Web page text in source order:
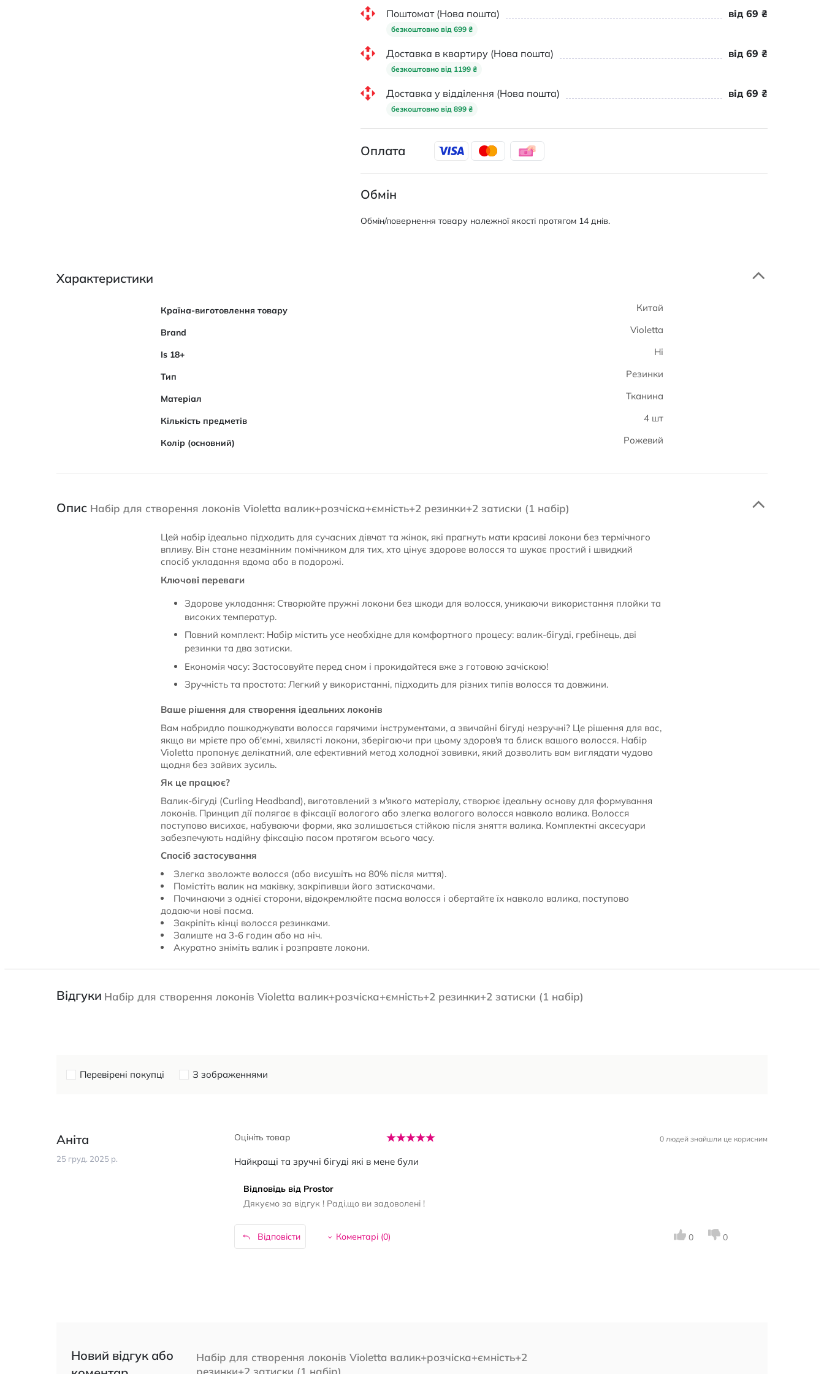
Поштомат (Нова пошта)
безкоштовно від 699 ₴
від 69 ₴
Доставка в квартиру (Нова пошта)
безкоштовно від 1199 ₴
від 69 ₴
Доставка у відділення (Нова пошта)
безкоштовно від 899 ₴
від 69 ₴
Оплата
Обмін
Обмін/повернення товару належної якості протягом 14 днів.
Характеристики
Характеристики
Країна-виготовлення товару Китай
Brand Violetta
Is 18+ Ні
Тип Резинки
Матеріал Тканина
Кількість предметів 4 шт
Колір (основний) Рожевий
Опис Набір для створення локонів Violetta валик+розчіска+ємність+2 резинки+2 затиски (1 набір)
Цей набір ідеально підходить для сучасних дівчат та жінок, які прагнуть мати красиві локони без термічного
впливу. Він стане незамінним помічником для тих, хто цінує здорове волосся та шукає простий і швидкий
спосіб укладання вдома або в подорожі.
Ключові переваги
Здорове укладання: Створюйте пружні локони без шкоди для волосся, уникаючи використання плойки та
високих температур.
Повний комплект: Набір містить усе необхідне для комфортного процесу: валик-бігуді, гребінець, дві
резинки та два затиски.
Економія часу: Застосовуйте перед сном і прокидайтеся вже з готовою зачіскою!
Зручність та простота: Легкий у використанні, підходить для різних типів волосся та довжини.
Ваше рішення для створення ідеальних локонів
Вам набридло пошкоджувати волосся гарячими інструментами, а звичайні бігуді незручні? Це рішення для вас,
якщо ви мрієте про об'ємні, хвилясті локони, зберігаючи при цьому здоров'я та блиск вашого волосся. Набір
Violetta пропонує делікатний, але ефективний метод холодної завивки, який дозволить вам виглядати чудово
щодня без зайвих зусиль.
Як це працює?
Валик-бігуді (Curling Headband), виготовлений з м'якого матеріалу, створює ідеальну основу для формування
локонів. Принцип дії полягає в фіксації вологого або злегка вологого волосся навколо валика. Волосся
поступово висихає, набуваючи форми, яка залишається стійкою після зняття валика. Комплектні аксесуари
забезпечують надійну фіксацію пасом протягом всього часу.
Спосіб застосування
Злегка зволожте волосся (або висушіть на 80% після миття).
Помістіть валик на маківку, закріпивши його затискачами.
Починаючи з однієї сторони, відокремлюйте пасма волосся і обертайте їх навколо валика, поступово
додаючи нові пасма.
Закріпіть кінці волосся резинками.
Залиште на 3-6 годин або на ніч.
Акуратно зніміть валик і розправте локони.
Відгуки Набір для створення локонів Violetta валик+розчіска+ємність+2 резинки+2 затиски (1 набір)
Перевірені покупці З зображеннями
Аніта
25 груд. 2025 р.
0 людей знайшли це корисним
Оцініть товар
Найкращі та зручні бігуді які в мене були
Відповідь від Prostor
Дякуємо за відгук ! Раді,що ви задоволені !
Відповісти Коментарі (0) 0 0
Новий відгук або
Набір для створення локонів Violetta валик+розчіска+ємність+2
резинки+2 затиски (1 набір)